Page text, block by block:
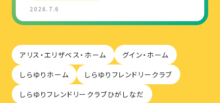
2026.7.6
アリス・エリザベス・ホーム
グイン・ホーム
しらゆりホーム
しらゆりフレンドリークラブ
しらゆりフレンドリークラブひがしなだ